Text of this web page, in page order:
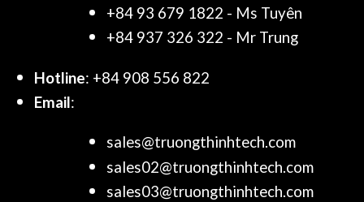
+84 93 679 1822 - Ms Tuyên
+84 937 326 322 - Mr Trung
Hotline: +84 908 556 822
Email:
sales@truongthinhtech.com
sales02@truongthinhtech.com
sales03@truongthinhtech.com